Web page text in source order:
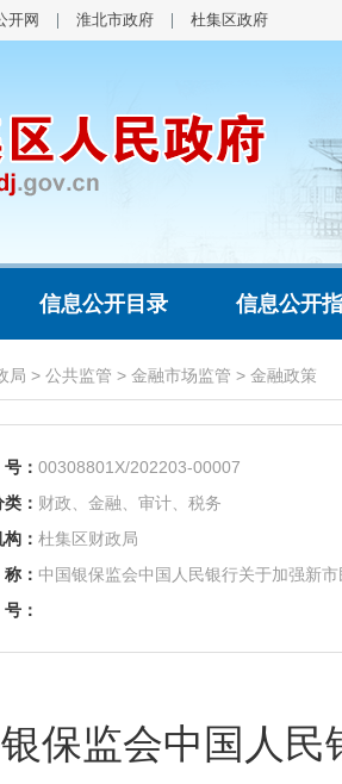
开网 淮北市政府 杜集区政府
信息公开目录 信息公开
局 > 公共监管 > 金融市场监管 > 金融政策
号： 00308801X/202203-00007
： 财政、金融、审计、税务
： 杜集区财政局
称： 中国银保监会中国人民银行关于加强新
号：
保监会中国人